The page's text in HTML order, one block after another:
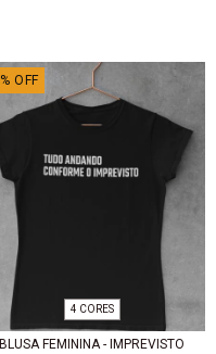
% OFF
4 CORES
BLUSA FEMININA - IMPREVISTO